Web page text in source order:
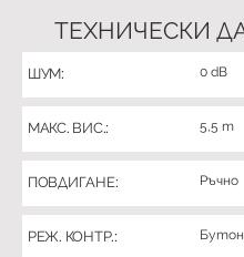
ТЕХНИЧЕСКИ
ШУМ: 0 dB
МАКС. ВИС.: 5,5 m
ПОВДИГАНЕ: Ръчно
РЕЖ. КОНТР.: